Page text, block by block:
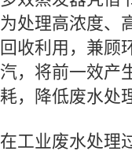
为处理高浓度、
回收利用，兼顾
汽，将前一效产
耗，降低废水处
在工业废水处理